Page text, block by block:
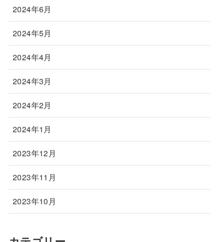
2024年6月
2024年5月
2024年4月
2024年3月
2024年2月
2024年1月
2023年12月
2023年11月
2023年10月